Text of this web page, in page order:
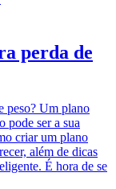
perda de
peso? Um plano
pode ser a sua
criar um plano
além de dicas
É hora de se